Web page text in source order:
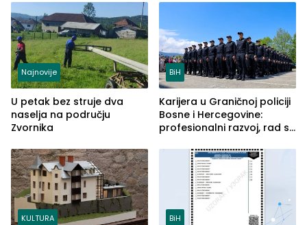
Najnovije
U petak bez struje dva
naselja na području
Zvornika
BiH
Karijera u Graničnoj policiji
Bosne i Hercegovine:
profesionalni razvoj, rad sa
služba građanima
KULTURA BiH